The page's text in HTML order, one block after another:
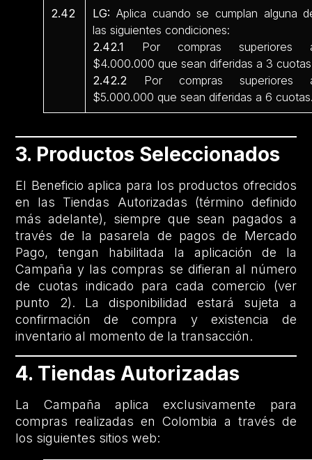
2.42 LG:Aplica cuando se cumplan alguna
las siguientes condiciones:
2.42.1 Por compras superiores
$4.000.000 que sean diferidas a 3
2.42.2 Por compras superiores
$5.000.000 que sean diferidas a 6
3. Productos Seleccionados
El Beneficio aplica para los productos ofrecidos
en las Tiendas Autorizadas (término definido
más adelante), siempre que sean pagados a
través de la pasarela de pagos de Mercado
Pago, tengan habilitada la aplicación de la
Campaña y las compras se difieran al número
de cuotas indicado para cada comercio (ver
punto 2). La disponibilidad estará sujeta a
confirmación de compra y existencia de
inventario al momento de la transacción.
4. Tiendas Autorizadas
La Campaña aplica exclusivamente para
compras realizadas en Colombia a través de
los siguientes sitios web: